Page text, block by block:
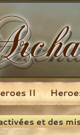
II
et des